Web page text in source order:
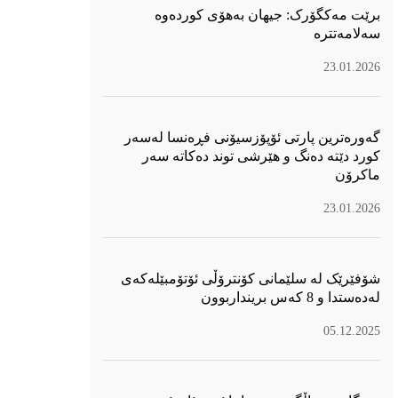
برێت مەکگۆرک: جیهان بەهۆی کوردەوە
سەلامەتترە
23.01.2026
گەورەترین پارتی ئۆپۆزسیۆنی فڕەنسا لەسەر
كورد دێتە دەنگ و هێرشی توند دەكاتە سەر
ماكرۆن
23.01.2026
شۆفێرێک لە سلێمانی کۆنترۆڵی ئۆتۆمبێلەکەی
لەدەستدا و 8 کەس برینداربوون
05.12.2025